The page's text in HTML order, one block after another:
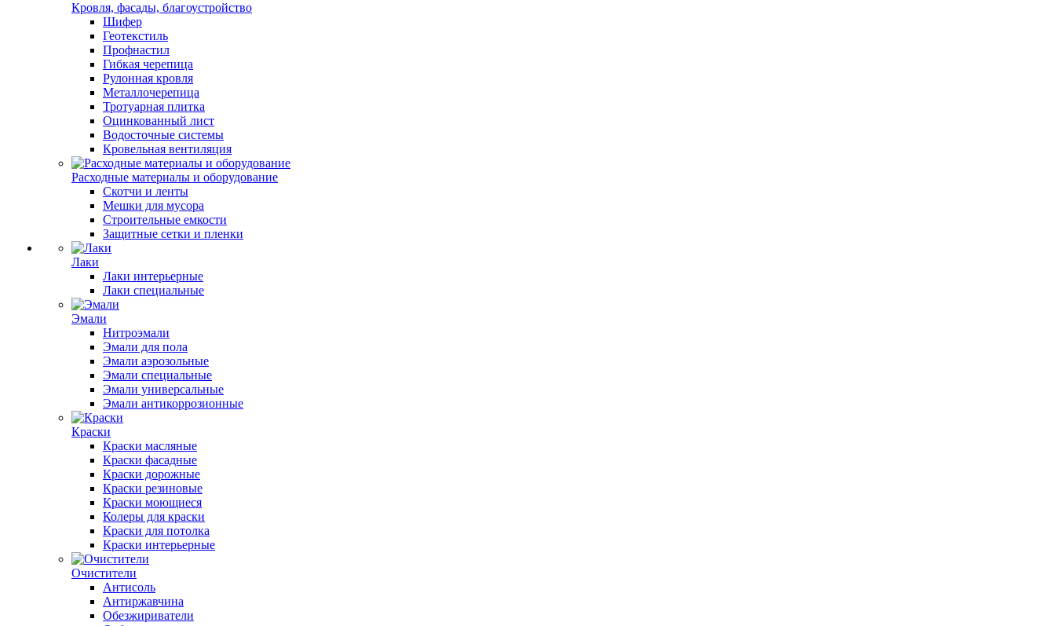
Кровля, фасады, благоустройство
Шифер
Геотекстиль
Профнастил
Гибкая черепица
Рулонная кровля
Металлочерепица
Тротуарная плитка
Оцинкованный лист
Водосточные системы
Кровельная вентиляция
Расходные материалы и оборудование
Скотчи и ленты
Мешки для мусора
Строительные емкости
Защитные сетки и пленки
Лаки
Лаки интерьерные
Лаки специальные
Эмали
Нитроэмали
Эмали для пола
Эмали аэрозольные
Эмали специальные
Эмали универсальные
Эмали антикоррозионные
Краски
Краски масляные
Краски фасадные
Краски дорожные
Краски резиновые
Краски моющиеся
Колеры для краски
Краски для потолка
Краски интерьерные
Очистители
Антисоль
Антиржавчина
Обезжириватели